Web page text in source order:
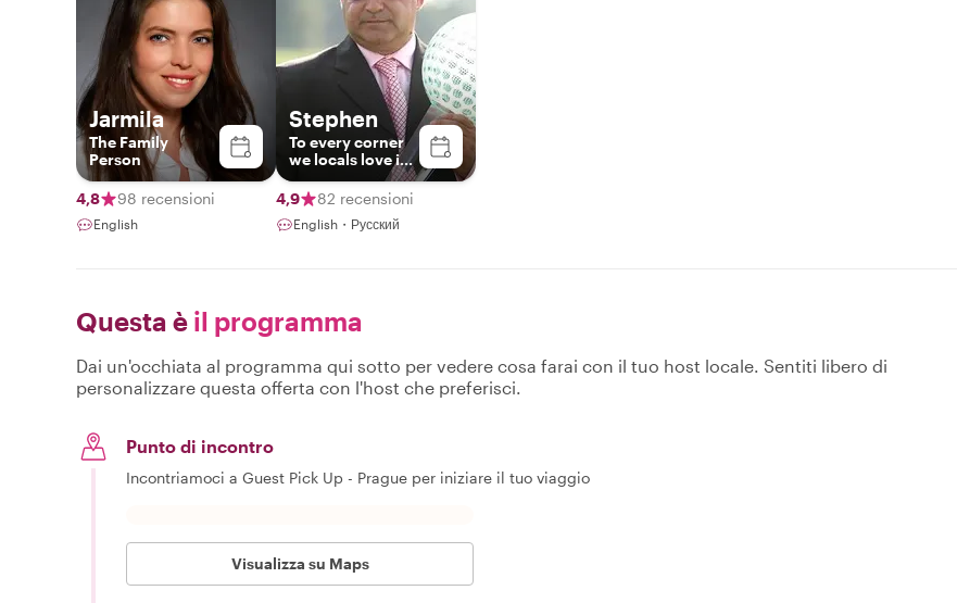
Jarmila
The Family
Person
4,8 98 recensioni
English
Stephen
To every corner
we locals love in
Prague
4,9
82 recensioni
English・Русский
Questa è il programma
Dai un'occhiata al programma qui sotto per vedere cosa farai con il tuo host locale. Sentiti libero di
personalizzare questa offerta con l'host che preferisci.
Punto di incontro
Incontriamoci a Guest Pick Up - Prague per iniziare il tuo viaggio
Visualizza su Maps